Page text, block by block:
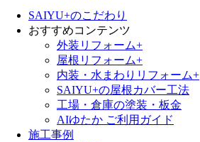
SAIYU+のこだわり
おすすめコンテンツ
外装リフォーム+
屋根リフォーム+
内装・水まわりリフォーム+
SAIYU+の屋根カバー工法
工場・倉庫の塗装・板金
AIゆたか ご利用ガイド
施工事例